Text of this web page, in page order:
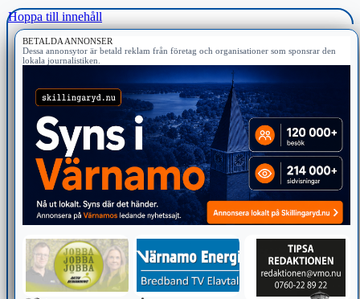
Hoppa till innehåll
BETALDA ANNONSER
Dessa annonsytor är betald reklam från företag och organisationer som sponsrar den
lokala journalistiken.